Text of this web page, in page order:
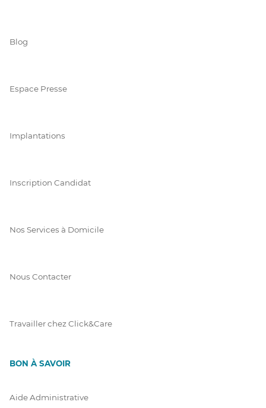
Blog
Espace Presse
Implantations
Inscription Candidat
Nos Services à Domicile
Nous Contacter
Travailler chez Click&Care
BON À SAVOIR
Aide Administrative